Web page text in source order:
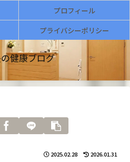
健康ブログ
プロフィール
プライバシーポリシー
2025.02.28 2026.01.31